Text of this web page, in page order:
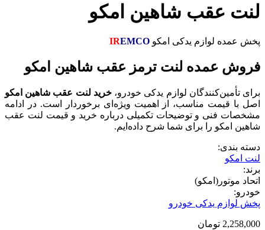
لنت عقب شاهین امکو
پخش عمده لوازم یدکی امکو IREMCO
فروش عمده لنت ترمز عقب شاهین امکو
برای تأمین‌کنندگان لوازم یدکی خودرو،خرید لنت عقب شاهین امکو
اصل با قیمت مناسب، از اهمیت ویژه‌ای برخوردار است. در ادامه
مشخصات فنی و توضیحات تکمیلی درباره خرید و قیمت لنت عقب
شاهین امکو را برای شما شرح داده‌ایم.
دسته بندی:
لنت امکو
برند:
اتحاد موتور(امکو)
خودرو:
پخش لوازم یدکی خودرو
2,258,000 تومان